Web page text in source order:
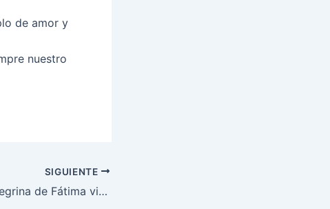
de amor y
nuestro
SIGUIENTE
La Virgen Peregrina de Fátima visitó nuestra Parroquia Santa Lucía